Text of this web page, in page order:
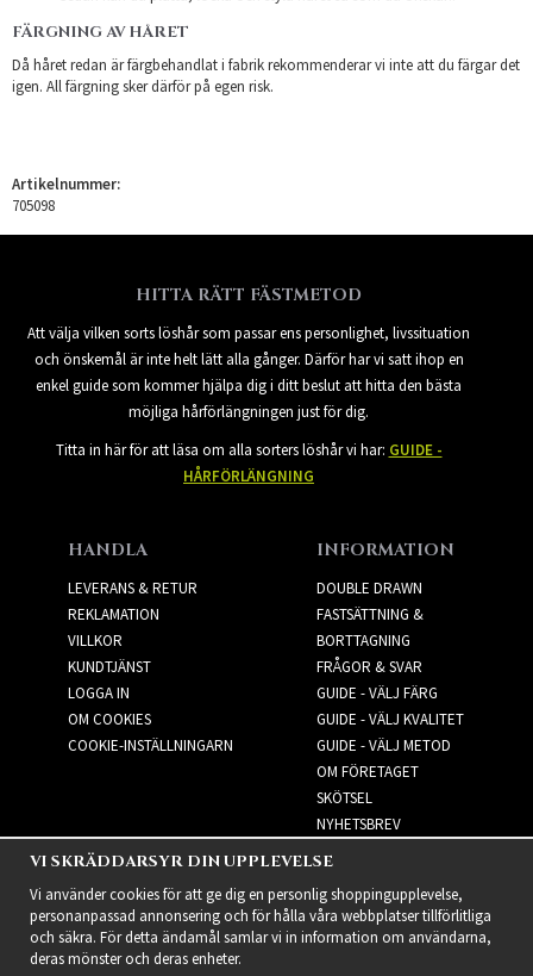
FÄRGNING AV HÅRET
Då håret redan är färgbehandlat i fabrik rekommenderar vi inte att du färgar det
igen. All färgning sker därför på egen risk.
Artikelnummer:
705098
HITTA RÄTT FÄSTMETOD
Att välja vilken sorts löshår som passar ens personlighet, livssituation
och önskemål är inte helt lätt alla gånger. Därför har vi satt ihop en
enkel guide som kommer hjälpa dig i ditt beslut att hitta den bästa
möjliga hårförlängningen just för dig.
Titta in här för att läsa om alla sorters löshår vi har: GUIDE -
HÅRFÖRLÄNGNING
HANDLA
LEVERANS & RETUR
REKLAMATION
VILLKOR
KUNDTJÄNST
LOGGA IN
OM COOKIES
COOKIE-INSTÄLLNINGARN
INFORMATION
DOUBLE DRAWN
FASTSÄTTNING &
BORTTAGNING
FRÅGOR & SVAR
GUIDE - VÄLJ FÄRG
GUIDE - VÄLJ KVALITET
GUIDE - VÄLJ METOD
OM FÖRETAGET
SKÖTSEL
NYHETSBREV
NYHETSBREV
VI SKRÄDDARSYR DIN UPPLEVELSE
Vi använder cookies för att ge dig en personlig shoppingupplevelse,
personanpassad annonsering och för hålla våra webbplatser tillförlitliga
och säkra. För detta ändamål samlar vi in information om användarna,
deras mönster och deras enheter.